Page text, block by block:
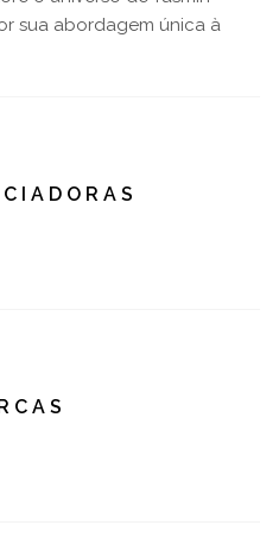
sua abordagem única à